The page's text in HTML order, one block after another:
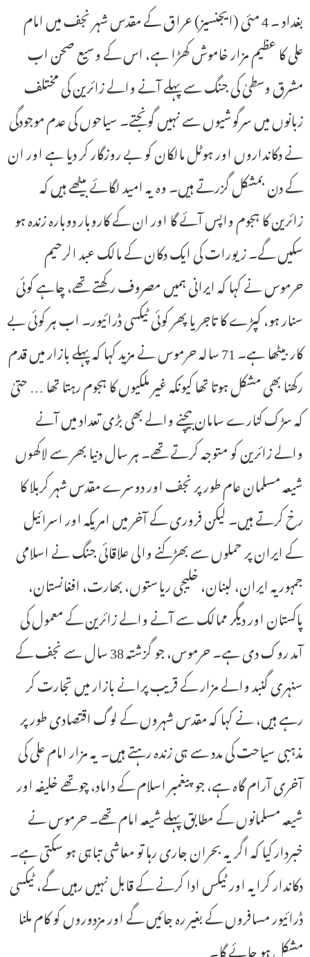
بغداد ۔ 4 مئی (ایجنسیز) عراق کے مقدس شہر نجف میں امام
علی کا عظیم مزار خاموش کھڑا ہے، اس کے وسیع صحن اب
مشرق وسطیٰ کی جنگ سے پہلے آنے والے زائرین کی مختلف
زبانوں میں سرگوشیوں سے نہیں گونجتے۔ سیاحوں کی عدم موجودگی
نے دکانداروں اور ہوٹل مالکان کو بے روزگار کر دیا ہے اور ان
کے دن بمشکل گزرتے ہیں۔ وہ یہ امید لگائے بیٹھے ہیں کہ
زائرین کا ہجوم واپس آئے گا اور ان کے کاروبار دوبارہ زندہ ہو
سکیں گے۔ زیورات کی ایک دکان کے مالک عبد الرحیم
حرموس نے کہا کہ ایرانی ہمیں مصروف رکھتے تھے، چاہے کوئی
سنار ہو، کپڑے کا تاجر یا پھر کوئی ٹیکسی ڈرائیور۔ اب ہر کوئی بے
کار بیٹھا ہے۔ 71 سالہ حرموس نے مزید کہا کہ پہلے بازار میں قدم
رکھنا بھی مشکل ہوتا تھا کیونکہ غیر ملکیوں کا ہجوم رہتا تھا … حتیٰ
کہ سڑک کنارے سامان بیچنے والے بھی بڑی تعداد میں آنے
والے زائرین کو متوجہ کرتے تھے۔ ہر سال دنیا بھر سے لاکھوں
شیعہ مسلمان عام طور پر نجف اور دوسرے مقدس شہر کربلا کا
رخ کرتے ہیں۔ لیکن فروری کے آخر میں امریکہ اور اسرائیل
کے ایران پر حملوں سے بھڑکنے والی علاقائی جنگ نے اسلامی
جمہوریہ ایران، لبنان، خلیجی ریاستوں، بھارت، افغانستان،
پاکستان اور دیگر ممالک سے آنے والے زائرین کے معمول کی
آمد روک دی ہے۔ حرموس، جو گزشتہ 38 سال سے نجف کے
سنہری گنبد والے مزار کے قریب پرانے بازار میں تجارت کر
رہے ہیں، نے کہا کہ مقدس شہروں کے لوگ اقتصادی طور پر
مذہبی سیاحت کی مدد سے ہی زندہ رہتے ہیں۔ یہ مزار امام علی کی
آخری آرام گاہ ہے، جو پیغمبر اسلام کے داماد، چوتھے خلیفہ اور
شیعہ مسلمانوں کے مطابق پہلے شیعہ امام تھے۔ حرموس نے
خبردار کیا کہ اگر یہ بحران جاری رہا تو معاشی تباہی ہو سکتی ہے۔
دکاندار کرایہ اور ٹیکس ادا کرنے کے قابل نہیں رہیں گے، ٹیکسی
ڈرائیور مسافروں کے بغیر رہ جائیں گے اور مزدوروں کو کام ملنا
مشکل ہو جائے گا۔